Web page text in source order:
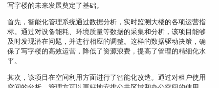
写字楼的未来发展奠定了基础。
首先，智能化管理系统通过数据分析，实时监测大楼的各项运营指
标。通过对设备能耗、环境质量等数据的采集和分析，该项目能够
及时发现潜在问题，并进行相应的调整。这样的数据驱动决策，确
保了写字楼的高效运营，降低了资源浪费，提高了管理的精细化水
平。
其次，该项目在空间利用方面进行了智能化改造。通过对租户使用